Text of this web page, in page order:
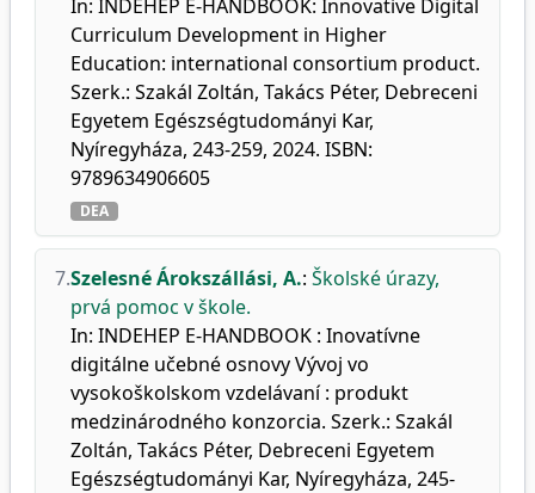
In: INDEHEP E-HANDBOOK: Innovative Digital
Curriculum Development in Higher
Education: international consortium product.
Szerk.: Szakál Zoltán, Takács Péter, Debreceni
Egyetem Egészségtudományi Kar,
Nyíregyháza, 243-259, 2024. ISBN:
9789634906605
DEA
7.Szelesné Árokszállási, A.: Školské úrazy,
prvá pomoc v škole.
In: INDEHEP E-HANDBOOK : Inovatívne
digitálne učebné osnovy Vývoj vo
vysokoškolskom vzdelávaní : produkt
medzinárodného konzorcia. Szerk.: Szakál
Zoltán, Takács Péter, Debreceni Egyetem
Egészségtudományi Kar, Nyíregyháza, 245-